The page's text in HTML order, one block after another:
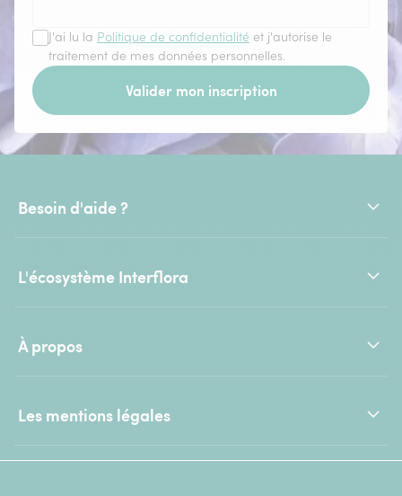
J'ai lu la Politique de confidentialité et j'autorise le
traitement de mes données personnelles.
Valider mon inscription
Besoin d'aide ?
L'écosystème Interflora
À propos
Les mentions légales